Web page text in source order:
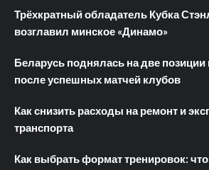
Трёхкратный обладатель Кубка
возглавил минское «Динамо»
Беларусь поднялась на две
после успешных матчей клубов
Как снизить расходы на ремонт и
транспорта
Как выбрать формат тренировок: